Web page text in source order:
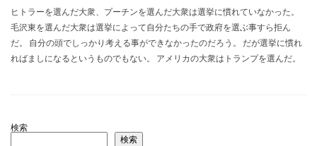
ヒトラーを選んだ大衆、プーチンを選んだ大衆は選挙に慣れていなかった。
毛沢東を選んだ大衆は選挙によって自分たちの手で政府を選ぶ事すら拒ん
だ。 自分の頭でしっかり考える事ができなかったのだろう。 だが選挙に慣れ
ればましになるというものでもない。 アメリカの大衆はトランプを選んだ。
検索
検索